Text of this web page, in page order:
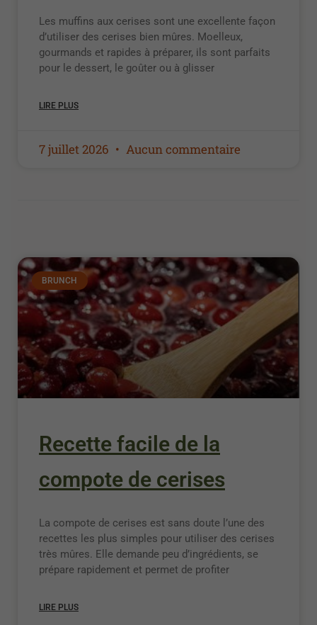
Les muffins aux cerises sont une excellente façon
d’utiliser des cerises bien mûres. Moelleux,
gourmands et rapides à préparer, ils sont parfaits
pour le dessert, le goûter ou à glisser
LIRE PLUS
7 juillet 2026 Aucun commentaire
BRUNCH
Recette facile de la
compote de cerises
La compote de cerises est sans doute l’une des
recettes les plus simples pour utiliser des cerises
très mûres. Elle demande peu d’ingrédients, se
prépare rapidement et permet de profiter
LIRE PLUS